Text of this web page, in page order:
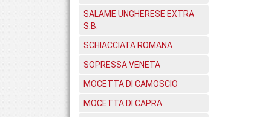
SALAME UNGHERESE EXTRA
S.B.
SCHIACCIATA ROMANA
SOPRESSA VENETA
MOCETTA DI CAMOSCIO
MOCETTA DI CAPRA